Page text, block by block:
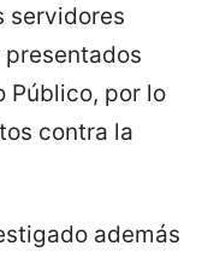
servidores
Público, por lo
contra la
además